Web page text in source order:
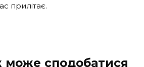
прилітає.
може сподобатися